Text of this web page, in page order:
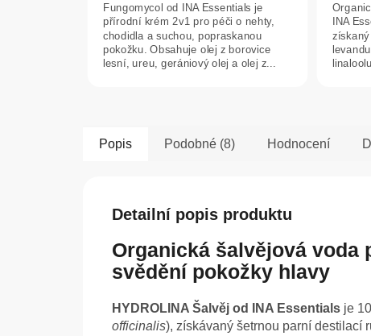
Fungomycol od INA Essentials je
přírodní krém 2v1 pro péči o nehty,
chodidla a suchou, popraskanou
pokožku. Obsahuje olej z borovice
lesní, ureu, gerániový olej a olej z...
INA
Popis Podobné (8) Hodnocení
Detailní popis produktu
Organická šalvějová voda
svědění pokožky hlavy
HYDROLINA Šalvěj od INA Essentials je
officinalis), získávaný šetrnou parní destilací